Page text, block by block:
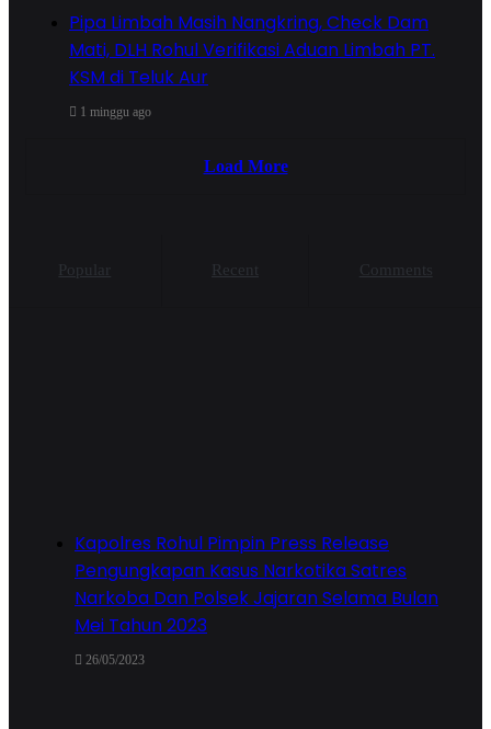
Pipa Limbah Masih Nangkring, Check Dam
Mati, DLH Rohul Verifikasi Aduan Limbah PT.
KSM di Teluk Aur
1 minggu ago
Load More
Popular Recent Comments
Kapolres Rohul Pimpin Press Release
Pengungkapan Kasus Narkotika Satres
Narkoba Dan Polsek Jajaran Selama Bulan
Mei Tahun 2023
26/05/2023